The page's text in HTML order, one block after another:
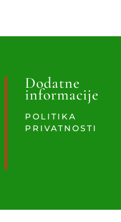
Dodatne
informacije
POLITIKA
PRIVATNOSTI